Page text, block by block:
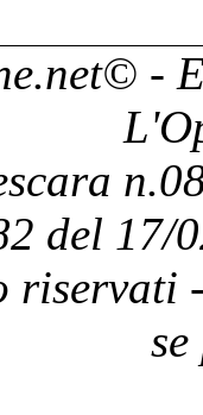
© -
del 17/